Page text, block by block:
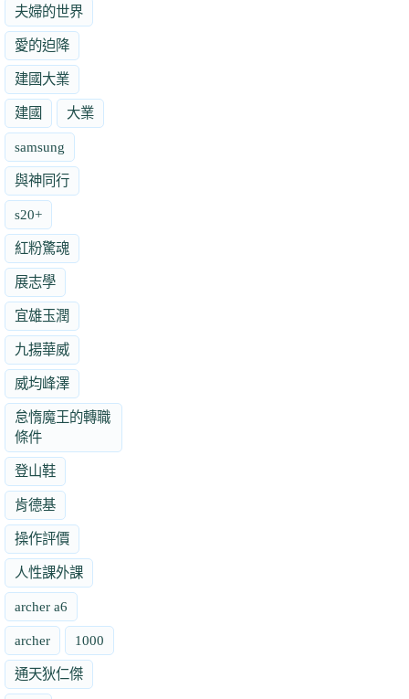
夫婦的世界
愛的迫降
建國大業
建國 大業
samsung
與神同行
s20+
紅粉驚魂
展志學
宜雄玉潤
九揚華威
威均峰澤
怠惰魔王的轉職
條件
登山鞋
肯德基
操作評價
人性課外課
archer a6
archer 1000
通天狄仁傑